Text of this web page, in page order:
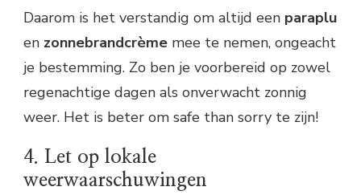
Daarom is het verstandig om altijd een paraplu
en zonnebrandcrème mee te nemen, ongeacht
je bestemming. Zo ben je voorbereid op zowel
regenachtige dagen als onverwacht zonnig
weer. Het is beter om safe than sorry te zijn!
4. Let op lokale
weerwaarschuwingen